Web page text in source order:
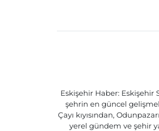
Eskişehir Haber: Eskişehir
şehrin en güncel
Çayı kıyısından,
yerel gündem ve şehir